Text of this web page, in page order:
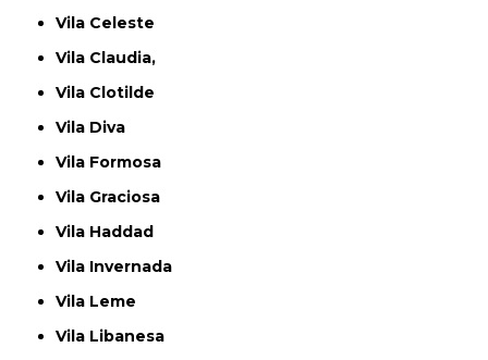
Vila Celeste
Vila Claudia,
Vila Clotilde
Vila Diva
Vila Formosa
Vila Graciosa
Vila Haddad
Vila Invernada
Vila Leme
Vila Libanesa